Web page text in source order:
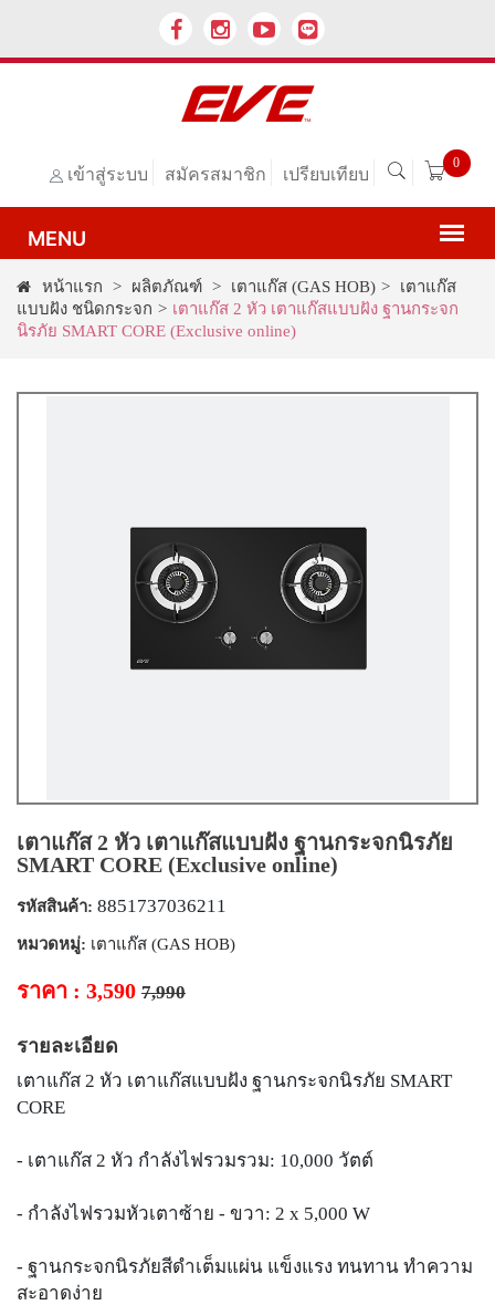
เข้าสู่ระบบ สมัครสมาชิก เปรียบเทียบ
0
หน้าแรก > ผลิตภัณฑ์ > เตาแก๊ส (GAS HOB) >
เตาแก๊ส
แบบฝัง ชนิดกระจก > เตาแก๊ส 2 หัว เตาแก๊สแบบฝัง ฐานกระจก
นิรภัย SMART CORE (Exclusive online)
เตาแก๊ส 2 หัว เตาแก๊สแบบฝัง ฐานกระจกนิรภัย
SMART CORE (Exclusive online)
รหัสสินค้า: 8851737036211
หมวดหมู่: เตาแก๊ส (GAS HOB)
ราคา : 3,590 7,990
รายละเอียด
เตาแก๊ส 2 หัว เตาแก๊สแบบฝัง ฐานกระจกนิรภัย SMART
CORE
- เตาแก๊ส 2 หัว กำลังไฟรวมรวม: 10,000 วัตต์
- กำลังไฟรวมหัวเตาซ้าย - ขวา: 2 x 5,000 W
- ฐานกระจกนิรภัยสีดำเต็มแผ่น แข็งแรง ทนทาน ทำความ
สะอาดง่าย